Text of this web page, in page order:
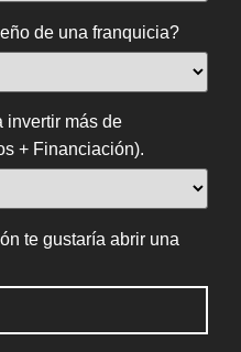
de una franquicia?
invertir más de
+ Financiación).
te gustaría abrir una